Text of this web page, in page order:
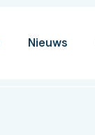
Nieuws